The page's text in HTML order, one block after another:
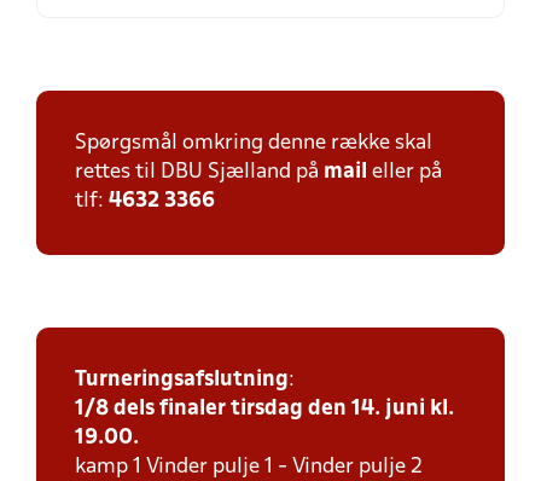
Spørgsmål omkring denne række skal
rettes til DBU Sjælland på mail eller på
tlf: 4632 3366
Turneringsafslutning:
1/8 dels finaler tirsdag den 14. juni kl.
19.00.
kamp 1 Vinder pulje 1 - Vinder pulje 2